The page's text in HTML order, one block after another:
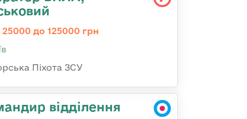
25000 до 125000 грн
Піхота ЗСУ
відділення